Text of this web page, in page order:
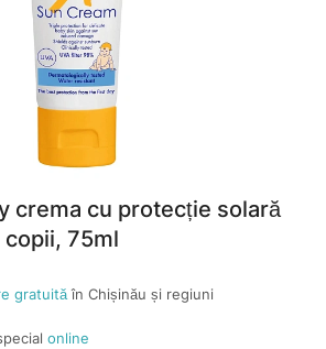
crema cu protecție solară
copii, 75ml
gratuităîn Chișinău și regiuni
online